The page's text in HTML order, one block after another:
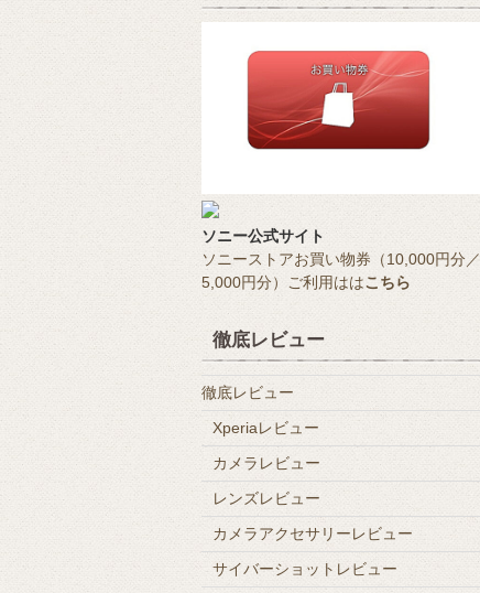
ソニー公式サイト
ソニーストアお買い物券（10,000円分／
5,000円分）ご利用ははこちら
徹底レビュー
徹底レビュー
Xperiaレビュー
カメラレビュー
レンズレビュー
カメラアクセサリーレビュー
サイバーショットレビュー